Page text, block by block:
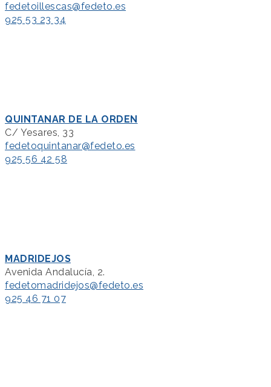
fedetoillescas@fedeto.es
925 53 23 34
QUINTANAR DE LA ORDEN
C/ Yesares, 33
fedetoquintanar@fedeto.es
925 56 42 58
MADRIDEJOS
Avenida Andalucía, 2.
fedetomadridejos@fedeto.es
925 46 71 07